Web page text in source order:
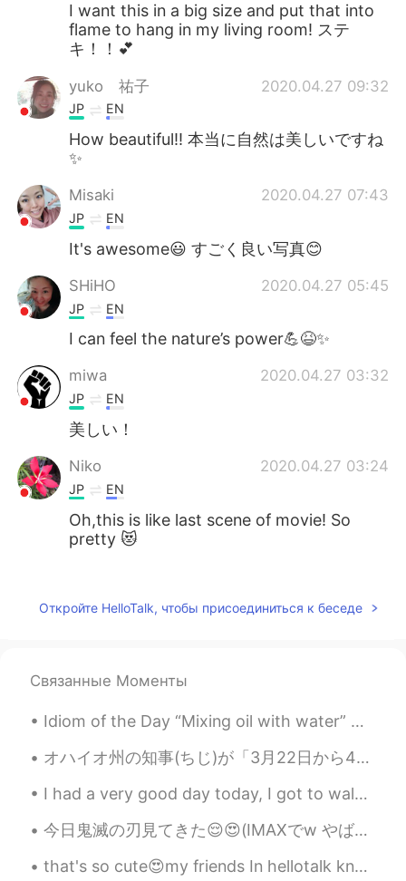
I want this in a big size and put that into
flame to hang in my living room! ステ
キ！！💕
yuko 祐子 2020.04.27 09:32
JP EN
How beautiful!! 本当に自然は美しいですね
✨
Misaki 2020.04.27 07:43
JP EN
It's awesome😃 すごく良い写真😊
SHiHO 2020.04.27 05:45
JP EN
I can feel the nature’s power💪😆✨
miwa 2020.04.27 03:32
JP EN
美しい！
Niko 2020.04.27 03:24
JP EN
Oh,this is like last scene of movie! So
pretty 😻
JP EN
So beautiful😄😄😄 とても綺麗ですね。好
JP EN
Wow so beautiful 😍
Откройте HelloTalk, чтобы присоединиться к беседе
Связанные Моменты
Idiom of the Day “Mixing oil with water” Have you ever had a coworker that you really don’t get...
オハイオ州の知事(ちじ)が「3月22日から4月6日まで家にいるの命令(めいれい)です。」と言いました。でも、私のボスは「私たちの仕事は肝心(かんじん)ですので一般公開に続けます。😑 閉めるといい...
I had a very good day today, I got to walk around and visit random places in Japan. I have no ide...
今日鬼滅の刃見てきた😌😍(IMAXでw やばい) 漫画読んでたから心の準備できた☺ でも、それでも悲しくて😭 人が多くてちゃんと泣けなくて、歩く時は重く感じながら帰ってきた笑笑 悲しさが重くて頭...
that's so cute😍my friends In hellotalk know that I am always wakeup at 4 am ☺ so when I wakeup an...